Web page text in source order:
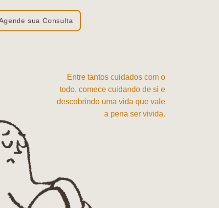
sua Consulta
Entre tantos cuidados com o
todo, comece cuidando de si e
descobrindo uma vida que vale
a pena ser vivida.